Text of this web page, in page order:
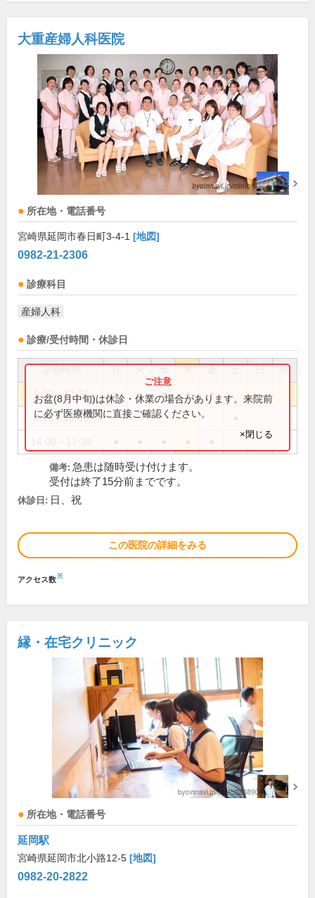
大重産婦人科医院
所在地・電話番号
宮崎県延岡市春日町3-4-1 [地図]
0982-21-2306
診療科目
産婦人科
診療/受付時間・休診日
祝
9:00～12:30 ● ● ● ● ●
9:00～13:00
お盆(8月中旬)は休診・休業の場合があります。来院前
に必ず医療機関に直接ご確認ください。
×閉じる
備考: 急患は随時受け付けます。
受付は終了15分前までです。
休診日: 日、祝
この医院の詳細をみる
アクセス数※
縁・在宅クリニック
所在地・電話番号
延岡駅
宮崎県延岡市北小路12-5 [地図]
0982-20-2822